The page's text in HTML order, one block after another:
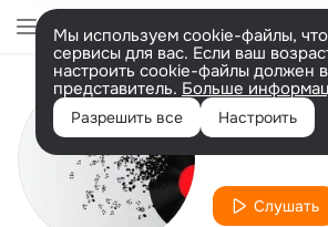
Мы используем cookie-файлы,
сервисы для вас. Если ваш
настроить cookie-файлы должен
представитель. Больше
Разрешить все Настроить
Исполнитель
Asif
Слушать